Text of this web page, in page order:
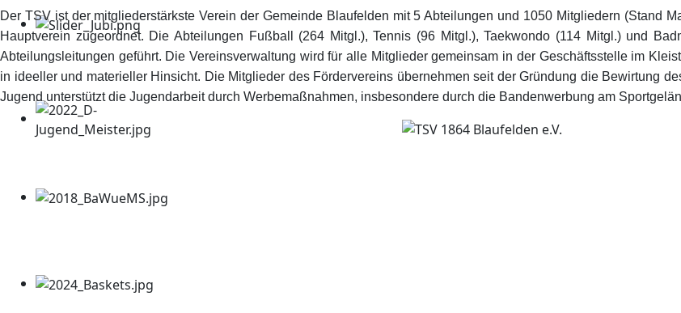
Der TSV ist der mitgliederstärkste Verein der Gemeinde Blaufelden mit 5 Abteilungen und 1050 Mitgliedern (Stand
Hauptverein zugeordnet. Die Abteilungen Fußball (264 Mitgl.), Tennis (96 Mitgl.), Taekwondo (114 Mitgl.) und
Abteilungsleitungen geführt. Die Vereinsverwaltung wird für alle Mitglieder gemeinsam in der Geschäftsstelle im
in ideeller und materieller Hinsicht. Die Mitglieder des Fördervereins übernehmen seit der Gründung die Bewirtung
Jugend unterstützt die Jugendarbeit durch Werbemaßnahmen, insbesondere durch die Bandenwerbung am